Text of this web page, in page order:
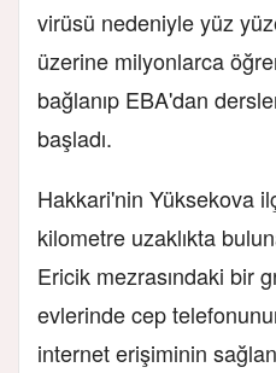
virüsü nedeniyle yüz
üzerine milyonlarca
bağlanıp EBA'dan
başladı.
Hakkari'nin Yüksekova
kilometre uzaklıkta
Ericik mezrasındaki bir
evlerinde cep
internet erişiminin